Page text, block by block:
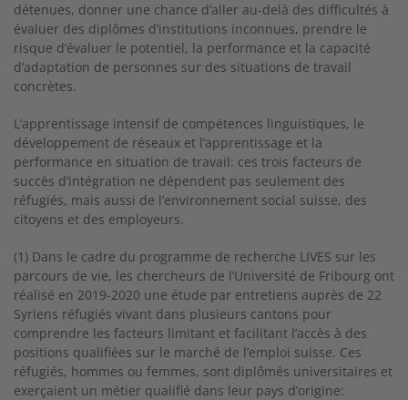
détenues, donner une chance d’aller au-delà des difficultés à
évaluer des diplômes d’institutions inconnues, prendre le
risque d’évaluer le potentiel, la performance et la capacité
d’adaptation de personnes sur des situations de travail
concrètes.
L’apprentissage intensif de compétences linguistiques, le
développement de réseaux et l’apprentissage et la
performance en situation de travail: ces trois facteurs de
succès d’intégration ne dépendent pas seulement des
réfugiés, mais aussi de l’environnement social suisse, des
citoyens et des employeurs.
(1) Dans le cadre du programme de recherche LIVES sur les
parcours de vie, les chercheurs de l’Université de Fribourg ont
réalisé en 2019-2020 une étude par entretiens auprès de 22
Syriens réfugiés vivant dans plusieurs cantons pour
comprendre les facteurs limitant et facilitant l’accès à des
positions qualifiées sur le marché de l’emploi suisse. Ces
réfugiés, hommes ou femmes, sont diplômés universitaires et
exerçaient un métier qualifié dans leur pays d’origine: